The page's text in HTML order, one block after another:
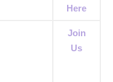
Here
Join
Us